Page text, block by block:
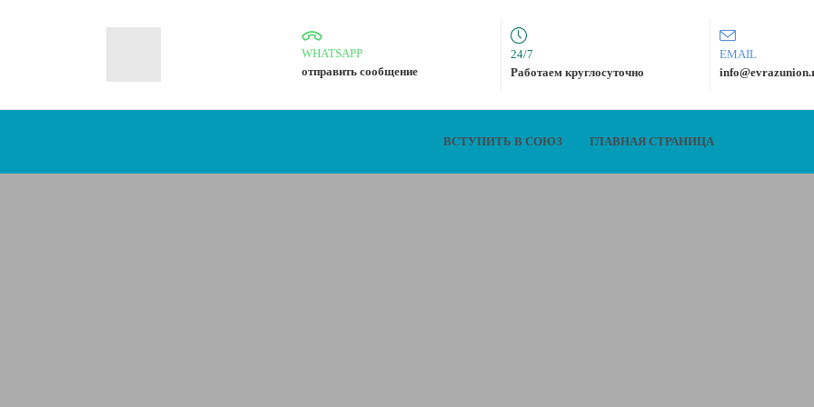
WHATSAPP
отправить сообщение
24/7
Работаем круглосуточно
EMAIL
ВСТУПИТЬ В СОЮЗ ГЛАВНАЯ СТРАНИЦА